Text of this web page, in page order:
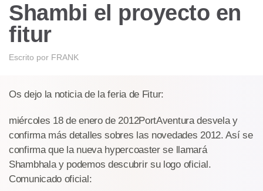
Shambi el proyecto en
fitur
Escrito por FRANK
Os dejo la noticia de la feria de Fitur:
miércoles 18 de enero de 2012PortAventura desvela y
confirma más detalles sobres las novedades 2012. Así se
confirma que la nueva hypercoaster se llamará
Shambhala y podemos descubrir su logo oficial.
Comunicado oficial: